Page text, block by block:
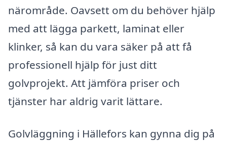
närområde. Oavsett om du behöver hjälp
med att lägga parkett, laminat eller
klinker, så kan du vara säker på att få
professionell hjälp för just ditt
golvprojekt. Att jämföra priser och
tjänster har aldrig varit lättare.
Golvläggning i Hällefors kan gynna dig på